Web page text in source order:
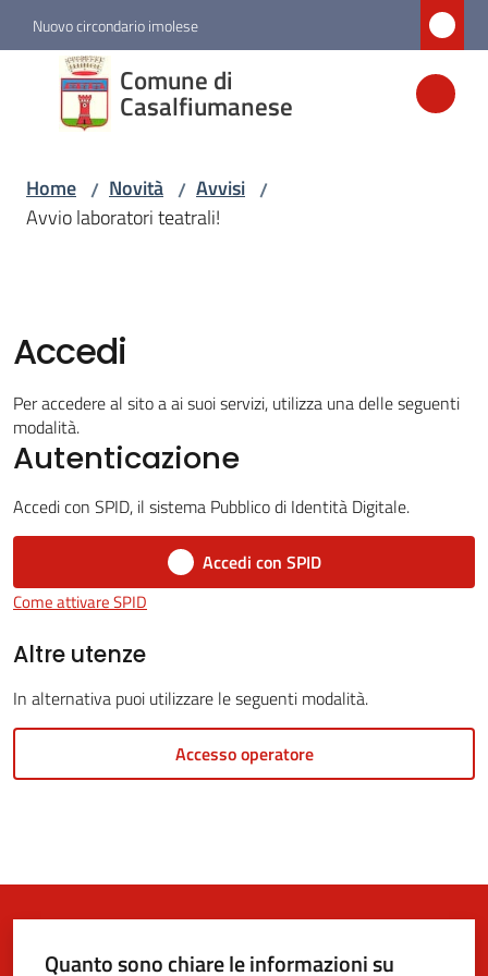
Vai al contenuto
Vai alla navigazione
Vai al footer
Nuovo circondario imolese
Comune di
Casalfiumanese
Comune di
Casalfiumanese
Amministrazione
Servizi
Vivere
Casalfiumanese
5x1000
Servizi
line
Tutti
Home / Novità / Avvisi /
Avvio laboratori teatrali!
Accedi
Per accedere al sito a ai suoi servizi, utilizza una delle seguenti
modalità.
Autenticazione
Accedi con SPID, il sistema Pubblico di Identità Digitale.
Accedi con SPID
Come attivare SPID
Altre utenze
In alternativa puoi utilizzare le seguenti modalità.
Accesso operatore
Quanto sono chiare le informazioni su